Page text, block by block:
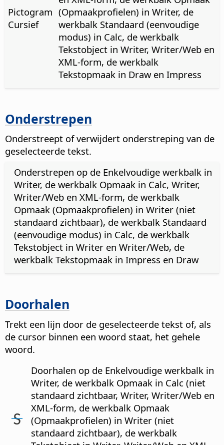
Pictogram
Cursief
(Opmaakprofielen) in Writer, de
werkbalk Standaard (eenvoudige
modus) in Calc, de werkbalk
Tekstobject in Writer, Writer/Web en
XML-form, de werkbalk
Tekstopmaak in Draw en Impress
Onderstrepen
Onderstreept of verwijdert onderstreping van de
geselecteerde tekst.
Onderstrepen op de Enkelvoudige werkbalk in
Writer, de werkbalk Opmaak in Calc, Writer,
Writer/Web en XML-form, de werkbalk
Opmaak (Opmaakprofielen) in Writer (niet
standaard zichtbaar), de werkbalk Standaard
(eenvoudige modus) in Calc, de werkbalk
Tekstobject in Writer en Writer/Web, de
werkbalk Tekstopmaak in Impress en Draw
Doorhalen
Trekt een lijn door de geselecteerde tekst of, als
de cursor binnen een woord staat, het gehele
woord.
Doorhalen op de Enkelvoudige werkbalk in
Writer, de werkbalk Opmaak in Calc (niet
standaard zichtbaar, Writer, Writer/Web en
XML-form, de werkbalk Opmaak
(Opmaakprofielen) in Writer (niet
standaard zichtbaar), de werkbalk